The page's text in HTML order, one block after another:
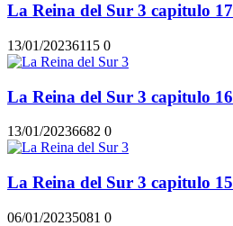
La Reina del Sur 3 capitulo 17
13/01/2023611 5 0
La Reina del Sur 3 capitulo 16
13/01/20236682 0
La Reina del Sur 3 capitulo 15
06/01/20235081 0